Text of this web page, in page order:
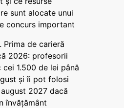
sunt alocate unui
concurs important
Prima de carieră
2026: profesorii
cei 1.500 de lei până
și îi pot folosi
2027 dacă
învățământ